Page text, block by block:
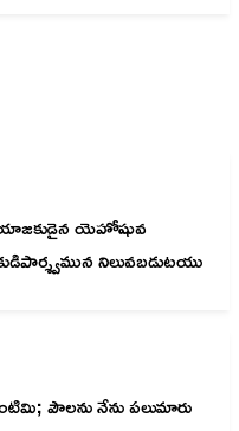
యెహోషువ
నిలువబడుటయు
పౌలను నేను పలుమారు